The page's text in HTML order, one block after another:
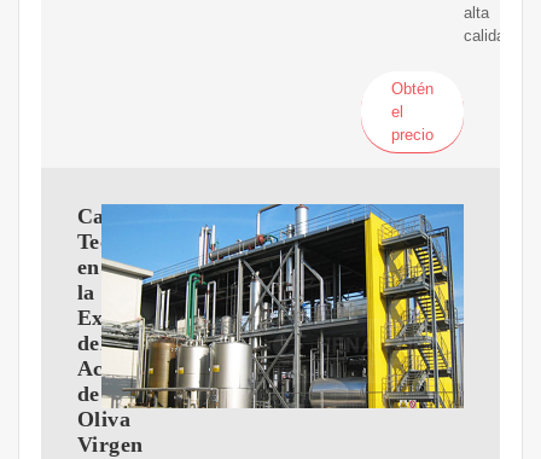
alta
calidad.
Obtén
el
precio
Cambios
Tecnológicos
en
la
Extracción
del
Aceite
de
Oliva
Virgen